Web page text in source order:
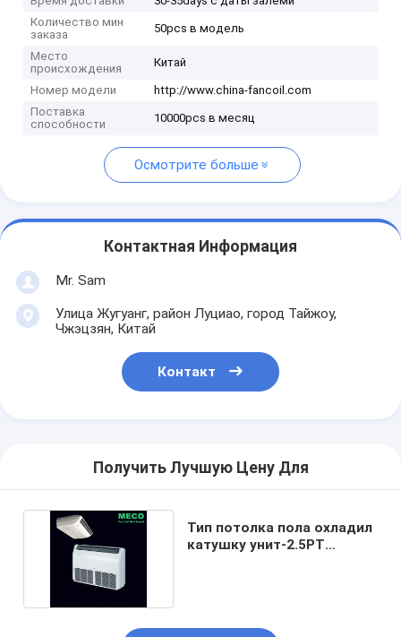
Количество мин
заказа
50pcs в модель
Место
происхождения
Китай
Номер модели
http://www.china-fancoil.com
Поставка
способности
10000pcs в месяц
Осмотрите больше
Контактная Информация
Mr. Sam
Улица Жугуанг, район Луциао, город Тайжоу,
Чжэцзян, Китай
Контакт
Получить Лучшую Цену Для
Тип потолка пола охладил
катушку унит-2.5РТ